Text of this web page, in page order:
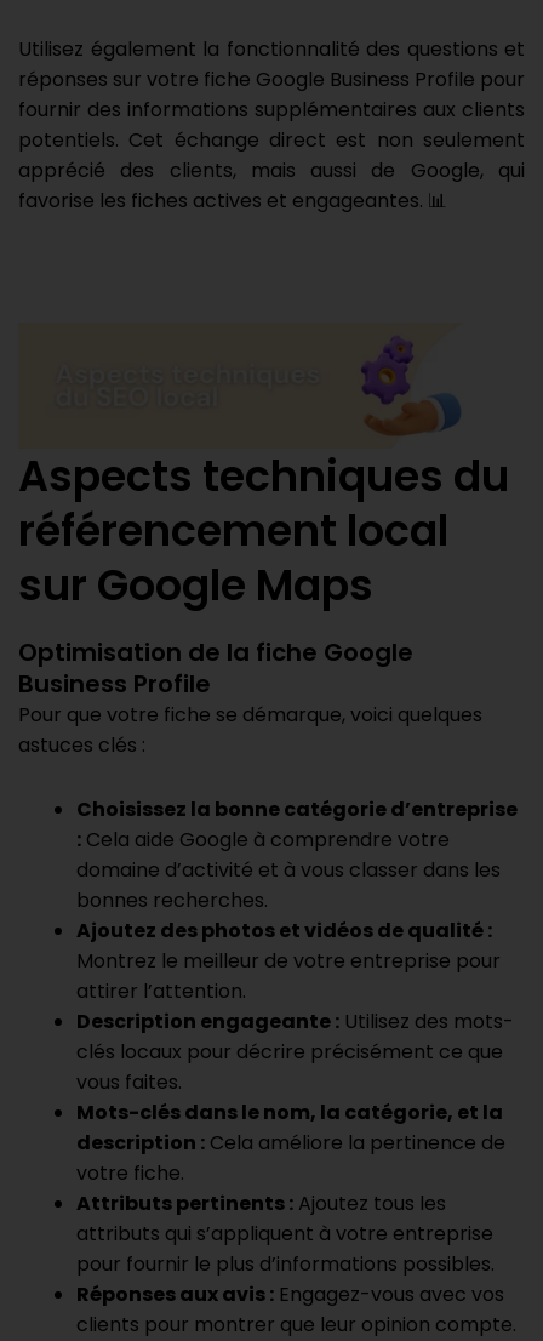
Utilisez également la fonctionnalité des questions et
réponses sur votre fiche Google Business Profile pour
fournir des informations supplémentaires aux clients
potentiels. Cet échange direct est non seulement
apprécié des clients, mais aussi de Google, qui
favorise les fiches actives et engageantes. 📊
Aspects techniques du
référencement local
sur Google Maps
Optimisation de la fiche Google
Business Profile
Pour que votre fiche se démarque, voici quelques
astuces clés :
Choisissez la bonne catégorie d’entreprise
: Cela aide Google à comprendre votre
domaine d’activité et à vous classer dans les
bonnes recherches.
Ajoutez des photos et vidéos de qualité :
Montrez le meilleur de votre entreprise pour
attirer l’attention.
Description engageante : Utilisez des mots-
clés locaux pour décrire précisément ce que
vous faites.
Mots-clés dans le nom, la catégorie, et la
description : Cela améliore la pertinence de
votre fiche.
Attributs pertinents : Ajoutez tous les
attributs qui s’appliquent à votre entreprise
pour fournir le plus d’informations possibles.
Réponses aux avis : Engagez-vous avec vos
clients pour montrer que leur opinion compte.